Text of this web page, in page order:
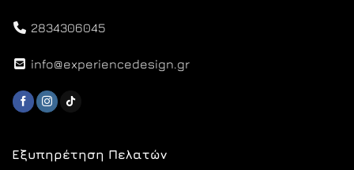
Εξυπηρέτηση Πελατών
2834306045
info@experiencedesign.gr